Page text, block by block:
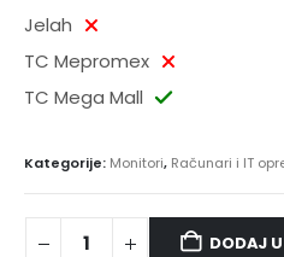
Jelah
TC Mepromex
TC Mega Mall
Kategorije: Monitori, Računari i IT
DODAJ